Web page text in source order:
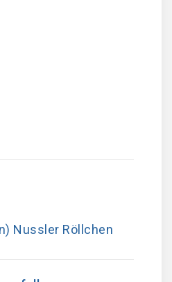
Nussler Röllchen